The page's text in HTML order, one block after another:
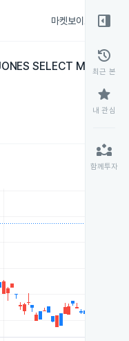
마켓보이스
SELECT MICRO
right_panel_open
history
최근 본
star
내 관심
partner_exchange
함께투자